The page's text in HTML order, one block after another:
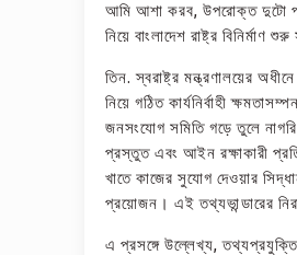
আমি আশা করব, উপরোক্ত দুটো
নিয়ে বাংলাদেশ রাষ্ট্র
তিন. স্বরাষ্ট্র মন্ত্রণালয়ের
নিয়ে গঠিত কার্যনির্বাহী
জনসংযোগ সমিতি গড়ে তুলে
প্রস্তুত এবং আইন রক্ষাকারী
খাতে কাজের সুযোগ দেওয়ার
প্রয়োজন। এই তথ্যভান্ডারের
এ প্রসঙ্গে উল্লেখ্য,